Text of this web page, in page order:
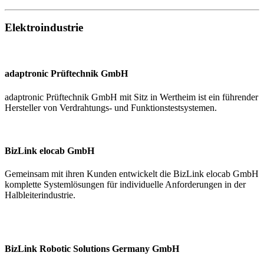
Elektroindustrie
adaptronic Prüftechnik GmbH
adaptronic Prüftechnik GmbH mit Sitz in Wertheim ist ein führender
Hersteller von Verdrahtungs- und Funktionstestsystemen.
BizLink elocab GmbH
Gemeinsam mit ihren Kunden entwickelt die BizLink elocab GmbH
komplette Systemlösungen für individuelle Anforderungen in der
Halbleiterindustrie.
BizLink Robotic Solutions Germany GmbH